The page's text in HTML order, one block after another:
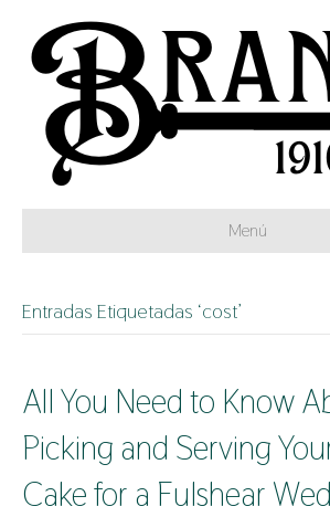
Menú
Entradas Etiquetadas ‘cost’
All You Need to Know
Picking and Serving
Cake for a Fulshear